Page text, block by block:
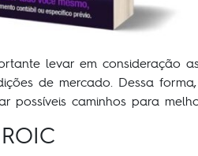
levar em consideração
de mercado. Dessa
possíveis caminhos para